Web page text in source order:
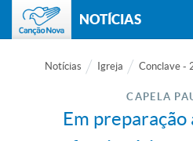
NOTÍCIAS
Notícias Igreja Conclave -
CAPELA
Em preparação